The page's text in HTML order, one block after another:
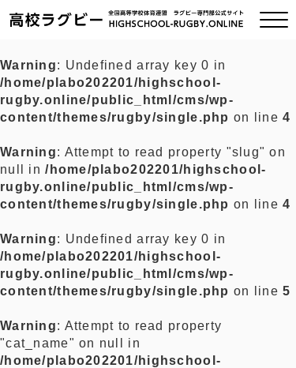
ご挨拶
全国チーム紹介
プライバシーポリシー
お問い合わせ
Warning: Undefined array key 0 in
/home/plabo202201/highschool-
rugby.online/public_html/cms/wp-
content/themes/rugby/single.php on line4
Warning: Attempt to read property "slug" on
null in/home/plabo202201/highschool-
rugby.online/public_html/cms/wp-
content/themes/rugby/single.php on line4
Warning: Undefined array key 0 in
/home/plabo202201/highschool-
rugby.online/public_html/cms/wp-
content/themes/rugby/single.php on line5
Warning: Attempt to read property
"cat_name" on null in
/home/plabo202201/highschool-